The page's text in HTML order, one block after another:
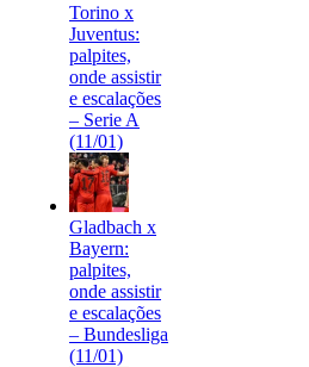
Torino x
Juventus:
palpites,
onde assistir
e escalações
– Serie A
(11/01)
Gladbach x
Bayern:
palpites,
onde assistir
e escalações
– Bundesliga
(11/01)